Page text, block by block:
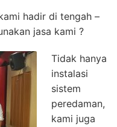
hadir di tengah –
jasa kami ?
Tidak hanya
instalasi
sistem
peredaman,
kami juga